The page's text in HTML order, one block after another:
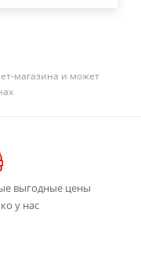
магазина и может
выгодные цены
у нас